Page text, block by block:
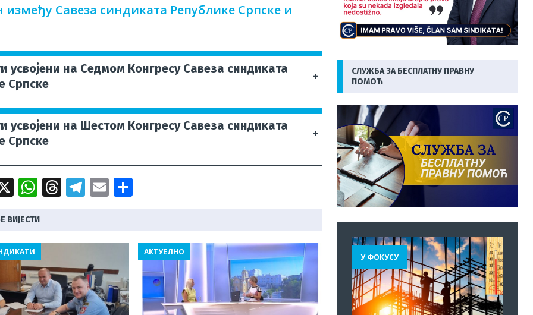
између Савеза синдиката Републике Српске и
усвојени на Седмом Конгресу Савеза синдиката
Српске
+
усвојени на Шестом Конгресу Савеза синдиката
Српске
+
X W
at
s
A
p
p
T
e
a
d
s
T
g
ra
m
E
l
S
e
ВИЈЕСТИ
АКТУЕЛНО
СЛУЖБА ЗА БЕСПЛАТНУ ПРАВНУ
ПОМОЋ
У ФОКУСУ